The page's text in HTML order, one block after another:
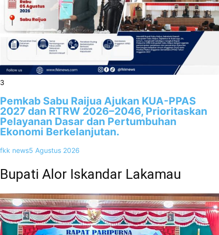
3
Pemkab Sabu Raijua Ajukan KUA-PPAS
2027 dan RTRW 2026–2046, Prioritaskan
Pelayanan Dasar dan Pertumbuhan
Ekonomi Berkelanjutan.
fkk news5 Agustus 2026
Bupati Alor Iskandar Lakamau